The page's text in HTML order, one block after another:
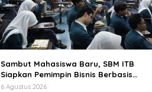
Sambut Mahasiswa Baru, SBM ITB
Siapkan Pemimpin Bisnis Berbasis
Inovasi
6 Agustus 2026